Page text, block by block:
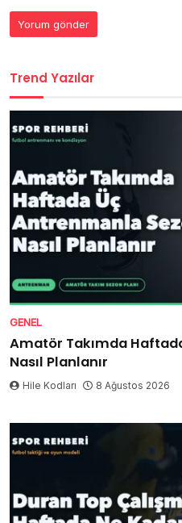
Trend Yazılar
GENEL
Amatör Takımda
Nasıl Planlanır
Hile Kodları 8 Ağustos 2026